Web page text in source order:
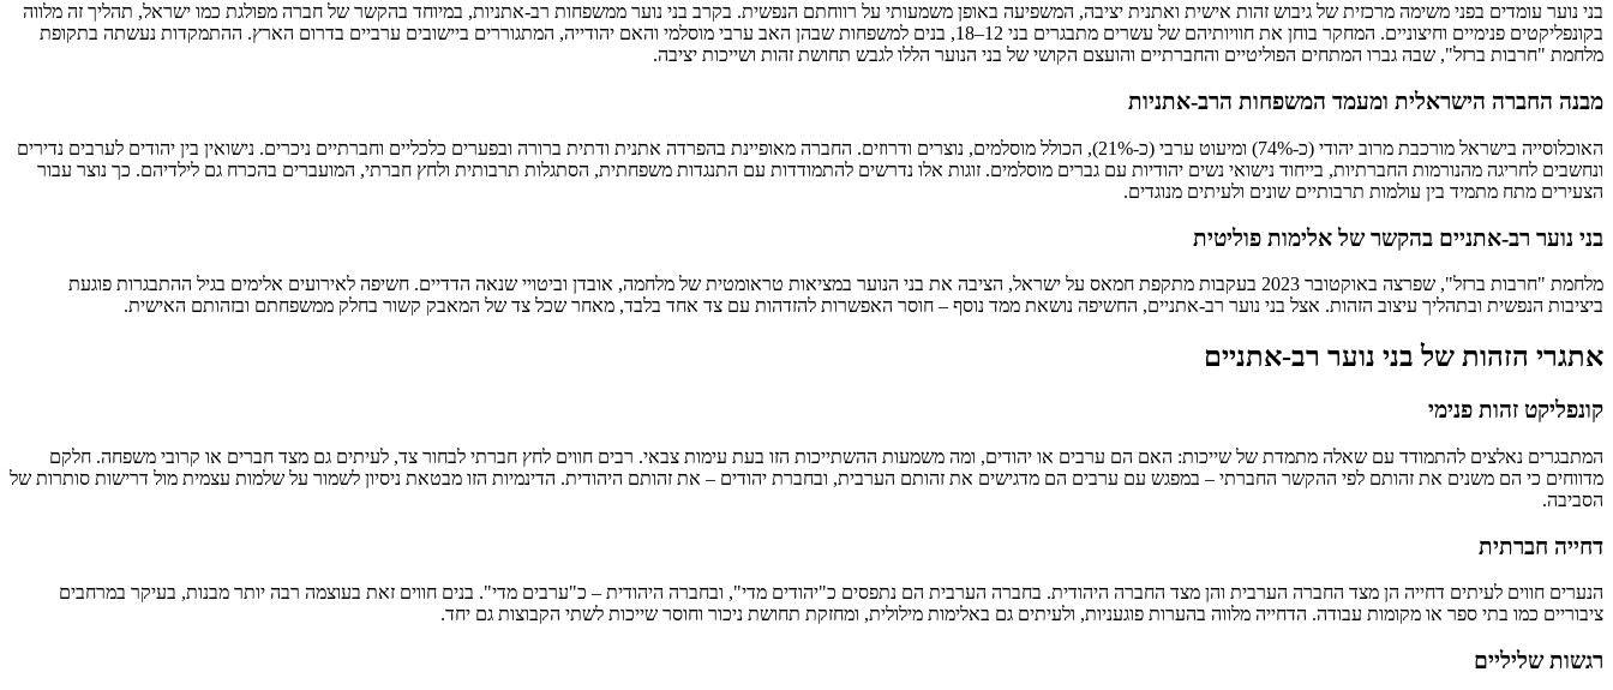
בני נוער עומדים בפני משימה מרכזית של גיבוש זהות אישית ואתנית יציבה, המשפיעה באופן משמעותי על רווחתם הנפשית. בקרב בני נוער ממשפחות רב-אתניות, במיוחד בהקשר של חברה מפולגת כמו ישראל, תהליך זה מלווה
בקונפליקטים פנימיים וחיצוניים. המחקר בוחן את חוויותיהם של עשרים מתבגרים בני 12–18, בנים למשפחות שבהן האב ערבי מוסלמי והאם יהודייה, המתגוררים ביישובים ערביים בדרום הארץ. ההתמקדות נעשתה בתקופת
מלחמת "חרבות ברזל", שבה גברו המתחים הפוליטיים והחברתיים והועצם הקושי של בני הנוער הללו לגבש תחושת זהות ושייכות יציבה.
מבנה החברה הישראלית ומעמד המשפחות הרב-אתניות
האוכלוסייה בישראל מורכבת מרוב יהודי (כ-74%) ומיעוט ערבי (כ-21%), הכולל מוסלמים, נוצרים ודרוזים. החברה מאופיינת בהפרדה אתנית ודתית ברורה ובפערים כלכליים וחברתיים ניכרים. נישואין בין יהודים לערבים נדירים
ונחשבים לחריגה מהנורמות החברתיות, בייחוד נישואי נשים יהודיות עם גברים מוסלמים. זוגות אלו נדרשים להתמודדות עם התנגדות משפחתית, הסתגלות תרבותית ולחץ חברתי, המועברים בהכרח גם לילדיהם. כך נוצר עבור
הצעירים מתח מתמיד בין עולמות תרבותיים שונים ולעיתים מנוגדים.
בני נוער רב-אתניים בהקשר של אלימות פוליטית
מלחמת "חרבות ברזל", שפרצה באוקטובר 2023 בעקבות מתקפת חמאס על ישראל, הציבה את בני הנוער במציאות טראומטית של מלחמה, אובדן וביטויי שנאה הדדיים. חשיפה לאירועים אלימים בגיל ההתבגרות פוגעת
ביציבות הנפשית ובתהליך עיצוב הזהות. אצל בני נוער רב-אתניים, החשיפה נושאת ממד נוסף – חוסר האפשרות להזדהות עם צד אחד בלבד, מאחר שכל צד של המאבק קשור בחלק ממשפחתם ובזהותם האישית.
אתגרי הזהות של בני נוער רב-אתניים
קונפליקט זהות פנימי
המתבגרים נאלצים להתמודד עם שאלה מתמדת של שייכות: האם הם ערבים או יהודים, ומה משמעות ההשתייכות הזו בעת עימות צבאי. רבים חווים לחץ חברתי לבחור צד, לעיתים גם מצד חברים או קרובי משפחה. חלקם
מדווחים כי הם משנים את זהותם לפי ההקשר החברתי – במפגש עם ערבים הם מדגישים את זהותם הערבית, ובחברת יהודים – את זהותם היהודית. הדינמיות הזו מבטאת ניסיון לשמור על שלמות עצמית מול דרישות סותרות של
הסביבה.
דחייה חברתית
הנערים חווים לעיתים דחייה הן מצד החברה הערבית והן מצד החברה היהודית. בחברה הערבית הם נתפסים כ"יהודים מדי", ובחברה היהודית – כ"ערבים מדי". בנים חווים זאת בעוצמה רבה יותר מבנות, בעיקר במרחבים
ציבוריים כמו בתי ספר או מקומות עבודה. הדחייה מלווה בהערות פוגעניות, ולעיתים גם באלימות מילולית, ומחזקת תחושת ניכור וחוסר שייכות לשתי הקבוצות גם יחד.
רגשות שליליים